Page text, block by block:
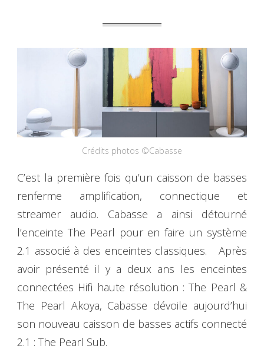
Crédits photos ©Cabasse
C’est la première fois qu’un caisson de basses
renferme amplification, connectique et
streamer audio. Cabasse a ainsi détourné
l’enceinte The Pearl pour en faire un système
2.1 associé à des enceintes classiques. Après
avoir présenté il y a deux ans les enceintes
connectées Hifi haute résolution : The Pearl &
The Pearl Akoya, Cabasse dévoile aujourd’hui
son nouveau caisson de basses actifs connecté
2.1 : The Pearl Sub.